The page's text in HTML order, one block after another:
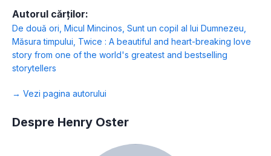
Autorul cărților:
De două ori Micul Mincinos Sunt un copil al lui Dumnezeu
Măsura timpului Twice : A beautiful and heart-breaking love
story from one of the world's greatest and bestselling
storytellers
→ Vezi pagina autorului
Despre Henry Oster